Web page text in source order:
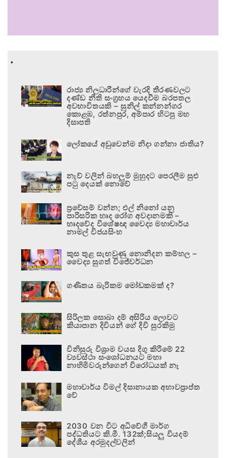
.
රාජ්‍ය නිලධාරීන්ගේ වැරදි තීරණවලට
දණ්ඩ නීති සංග්‍රහය යෙදවීම බරපතල
අවභාවිතයකි – සුනිල් කන්නන්ගර
කොළඹ, රත්නපුර, අම්පාර හිටපු මහ
දිසාපති
ලෝකයේ අඩුවෙන්ම නිදා ගන්නා ජාතිය?
නැව් වලින් බහලුම් මුහුදට පෙරලීම සුළු
පටු දෙයක් නොවේ
ප්‍රවේසම් වන්න; එල් නිනෝ යනු
පාරිසරික හෘද රෝග අවදානමකි –
හෘදවේද විශේෂඥ වෛද්‍ය මහාචාර්ය
නාමල් විජයසිංහ
කුස තුළ සැඟවුණු නොනිදන කම්හල –
වෛද්‍ය සුගත් විජේවර්ධන
ගණිතය බැරිකම මෝඩකමක් ද?
සිරිලක සොබා දම් අසිරිය ලොවට
කියාපාන දිවියන් ගේ දිවි සුරකිමු
විනිසුරු විශ්‍රාම වයස දිගු කිරීමේ 22
ව්‍යවස්ථා සංශෝධනයට මහා
නාහිමිවරුන්ගෙන් විරෝධයක් නෑ
මහාචාර්ය විමල් දිසානායක අභාවප්‍රාප්ත
වේ
2030 වන විට අධිවේගී මාර්ග
පද්ධතියට කි.මී. 132ක්;සියලු වියදම්
දේශීය අරමුදල්වලින්